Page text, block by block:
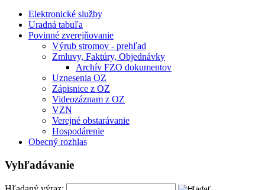
Elektronické služby
Uradná tabuľa
Povinné zverejňovanie
Výrub stromov - prehľad
Zmluvy, Faktúry, Objednávky
Archív FZO dokumentov
Uznesenia OZ
Zápisnice z OZ
Videozáznam z OZ
VZN
Verejné obstarávanie
Hospodárenie
Obecný rozhlas
Vyhľadávanie